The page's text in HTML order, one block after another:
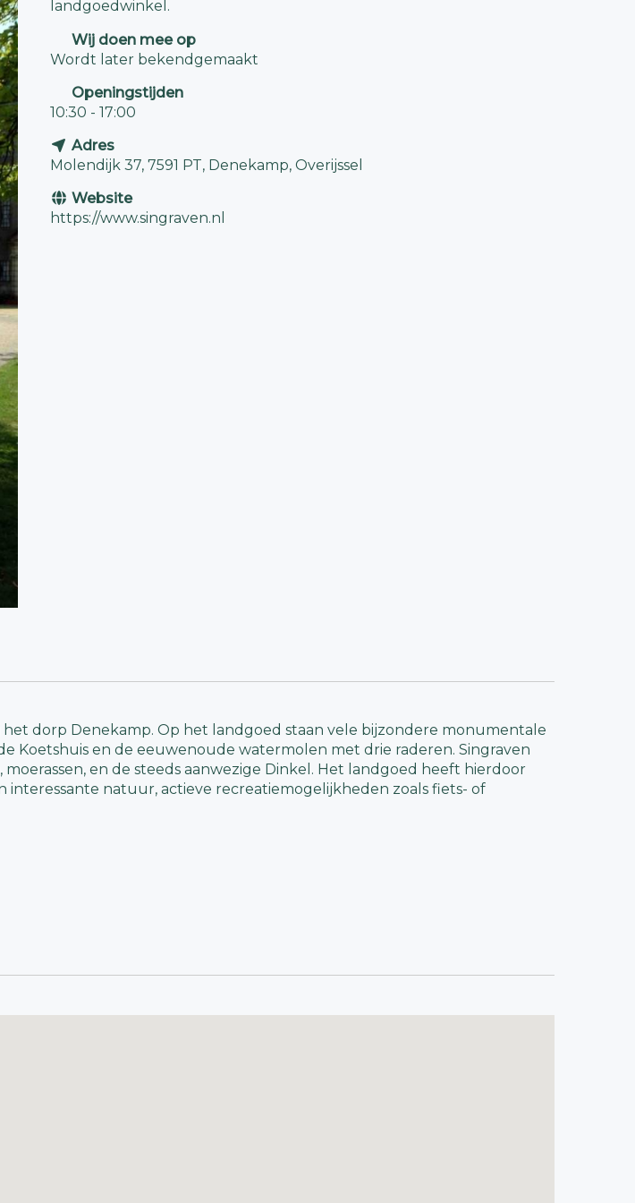
landgoedwinkel.
Wij doen mee op
Wordt later bekendgemaakt
Openingstijden
10:30 - 17:00
Adres
Molendijk 37, 7591 PT, Denekamp, Overijssel
Website
https://www.singraven.nl
dorp Denekamp. Op het landgoed staan vele bijzondere monumentale
Koetshuis en de eeuwenoude watermolen met drie raderen. Singraven
en de steeds aanwezige Dinkel. Het landgoed heeft hierdoor
natuur, actieve recreatiemogelijkheden zoals fiets- of